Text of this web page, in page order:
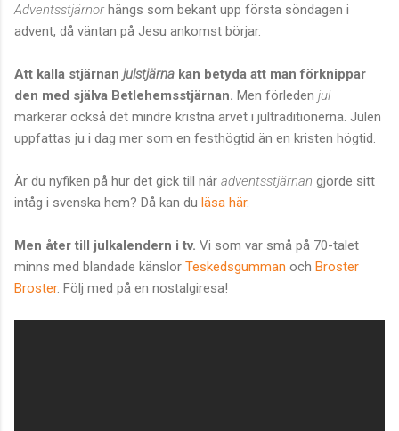
Adventsstjärnorhängs som bekant upp första söndagen i
advent, då väntan på Jesu ankomst börjar.
Att kalla stjärnan julstjärna kan betyda att man förknippar
den med själva Betlehemsstjärnan. Men förleden jul
markerar också det mindre kristna arvet i jultraditionerna. Julen
uppfattas ju i dag mer som en festhögtid än en kristen högtid.
Är du nyfiken på hur det gick till när adventsstjärnan gjorde sitt
intåg i svenska hem? Då kan du läsa här.
Men åter till julkalendern i tv. Vi som var små på 70-talet
minns med blandade känslor Teskedsgumman och Broster
Broster. Följ med på en nostalgiresa!